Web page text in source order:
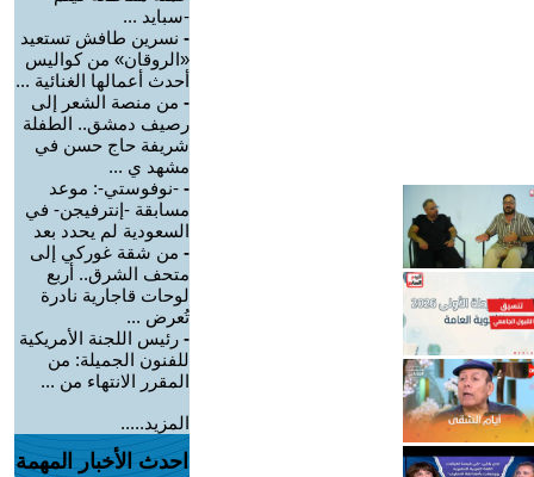
-سبايد ...
- نسرين طافش تستعيد
«الروقان» من كواليس
أحدث أعمالها الغنائية ...
- من منصة الشعر إلى
رصيف دمشق.. الطفلة
شريفة حاج حسن في
مشهد ي ...
- -نوفوستي-: موعد
مسابقة -إنترفيجن- في
السعودية لم يحدد بعد
- من شقة غوركي إلى
متحف الشرق.. أربع
لوحات قاجارية نادرة
تُعرض ...
- رئيس اللجنة الأمريكية
للفنون الجميلة: من
المقرر الانتهاء من ...
المزيد.....
احدث الأخبار المهمة